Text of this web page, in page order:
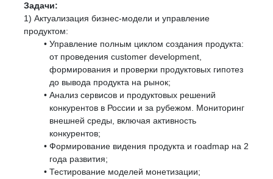
Задачи:
1) Актуализация бизнес-модели и управление
продуктом:
Управление полным циклом создания продукта:
от проведения customer development,
формирования и проверки продуктовых гипотез
до вывода продукта на рынок;
Анализ сервисов и продуктовых решений
конкурентов в России и за рубежом. Мониторинг
внешней среды, включая активность
конкурентов;
Формирование видения продукта и roadmap на 2
года развития;
Тестирование моделей монетизации;